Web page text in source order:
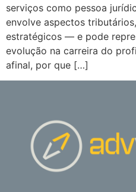
serviços como pessoa
envolve aspectos
estratégicos — e pode
evolução na carreira do
afinal, por que […]